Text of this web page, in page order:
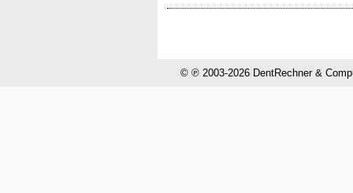
© ℗ 2003-2026 DentRechner &